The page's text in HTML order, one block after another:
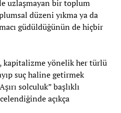
uzlaşmayan bir toplum
düzeni yıkma ya da
güdüldüğünün de hiçbir
kapitalizme yönelik her türlü
suç haline getirmek
solculuk” başlıklı
açıkça